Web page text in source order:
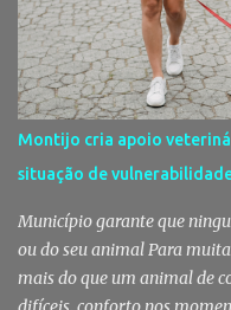
continua a ser muito mais
símbolos da identidade
no último dia de Julho Foi
americana USA Today um
mundo. Mas, para os
muito mais do que
Livramento assinalou, no dia
com uma cerimónia
de Setúbal desta...
Montijo cria apoio
situação de
Município garante que
ou do seu animal Para
mais do que um animal de